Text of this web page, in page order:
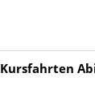
Kursfahrten